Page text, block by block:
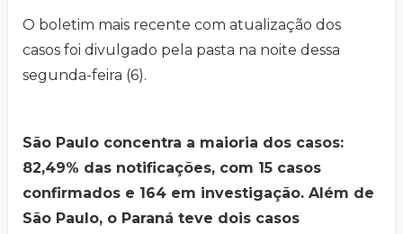
O boletim mais recente com atualização dos
casos foi divulgado pela pasta na noite dessa
segunda-feira (6).
São Paulo concentra a maioria dos casos:
82,49% das notificações, com 15 casos
confirmados e 164 em investigação. Além de
São Paulo, o Paraná teve dois casos